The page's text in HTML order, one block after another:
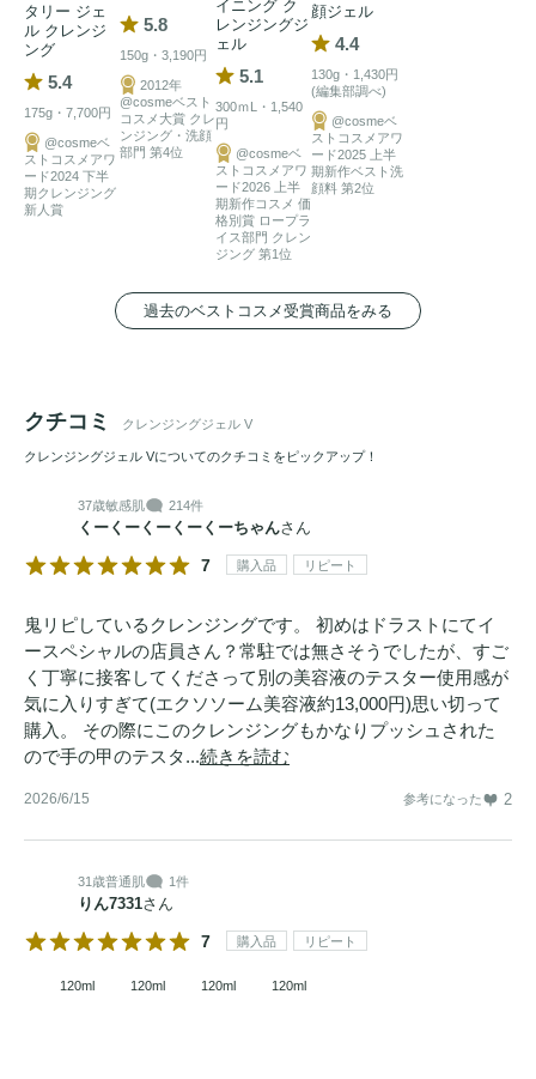
タリー ジェ
ル クレンジ
ング
5.4
175g・7,700円
@cosmeベ
ストコスメアワ
ード2024 下半
期クレンジング
新人賞
5.8
150g・3,190円
2012年
@cosmeベスト
コスメ大賞 クレ
ンジング・洗顔
部門 第4位
イニング ク
レンジングジ
ェル
5.1
300ｍL・1,540
円
@cosmeベ
ストコスメアワ
ード2026 上半
期新作コスメ 価
格別賞 ロープラ
イス部門 クレン
ジング 第1位
顔ジェル
4.4
130g・1,430円
(編集部調べ)
@cosmeベ
ストコスメアワ
ード2025 上半
期新作ベスト洗
顔料 第2位
過去のベストコスメ受賞商品をみる
クチコミ クレンジングジェル V
クレンジングジェル Vについてのクチコミをピックアップ！
37歳敏感肌 214件
くーくーくーくーくーちゃんさん
7 購入品 リピート
鬼リピしているクレンジングです。 初めはドラストにてイ
ースペシャルの店員さん？常駐では無さそうでしたが、すご
く丁寧に接客してくださって別の美容液のテスター使用感が
気に入りすぎて(エクソソーム美容液約13,000円)思い切って
購入。 その際にこのクレンジングもかなりプッシュされた
ので手の甲のテスタ...続きを読む
2026/6/15 参考になった 2
31歳普通肌 1件
りん7331さん
7 購入品 リピート
120ml 120ml 120ml 120ml